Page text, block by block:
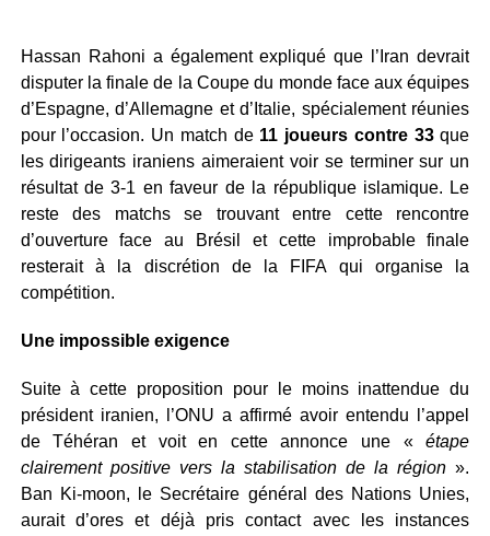
Hassan Rahoni a également expliqué que l’Iran devrait
disputer la finale de la Coupe du monde face aux équipes
d’Espagne, d’Allemagne et d’Italie, spécialement réunies
pour l’occasion. Un match de 11 joueurs contre 33que
les dirigeants iraniens aimeraient voir se terminer sur un
résultat de 3-1 en faveur de la république islamique. Le
reste des matchs se trouvant entre cette rencontre
d’ouverture face au Brésil et cette improbable finale
resterait à la discrétion de la FIFA qui organise la
compétition.
Une impossible exigence
Suite à cette proposition pour le moins inattendue du
président iranien, l’ONU a affirmé avoir entendu l’appel
de Téhéran et voit en cette annonce une «étape
clairement positive vers la stabilisation de la région ».
Ban Ki-moon, le Secrétaire général des Nations Unies,
aurait d’ores et déjà pris contact avec les instances